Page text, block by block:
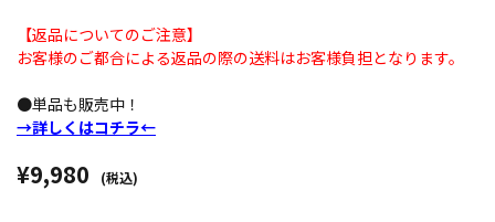
【返品についてのご注意】
お客様のご都合による返品の際の送料はお客様負担となります。
●単品も販売中！
→詳しくはコチラ←
¥9,980 (税込)